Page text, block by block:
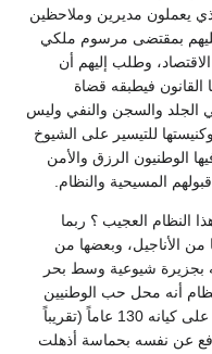
يعملون مديرين وملاحظين
بمقتضى مرسوم ملكي
وطلب إليهم أن
القانون فيطبقه قضاة
الجلد والسجن والنفي وليس
للتيسير على الشيوخ
الوطنيون الرزق والأمن
المسيحية والنظام.
النظام العجيب ؟ ربما
من الأناجيل، وبعضها من
بجزيرة شيوعية وسط بحر
أنه محل حب الوطنيين
(تقريباً
عن نفسه بحماسة أذهلت